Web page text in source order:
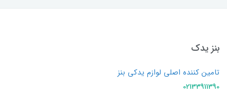
بنز یدک
تامین کننده اصلی لوازم یدکی بنز
02133911390